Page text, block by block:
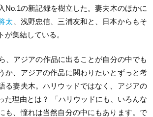
No.1の新記録を樹立した。妻夫木のほかに
太 、浅野忠信、三浦友和と、日本からもそ
が集結している。
、アジアの作品に出ることが自分の中でも
か、アジアの作品に関わりたいとずっと考
る妻夫木。ハリウッドではなく、アジアの
た理由とは？ 「ハリウッドにも、いろんな
も、憧れは当然自分の中にもあります。で